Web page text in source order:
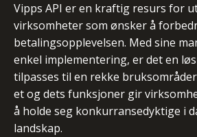
Vipps API er en kraftig resurs for
virksomheter som ønsker å
betalingsopplevelsen. Med sine
enkel implementering, er det en
tilpasses til en rekke
et og dets funksjoner gir
å holde seg konkurransedyktige i
landskap.